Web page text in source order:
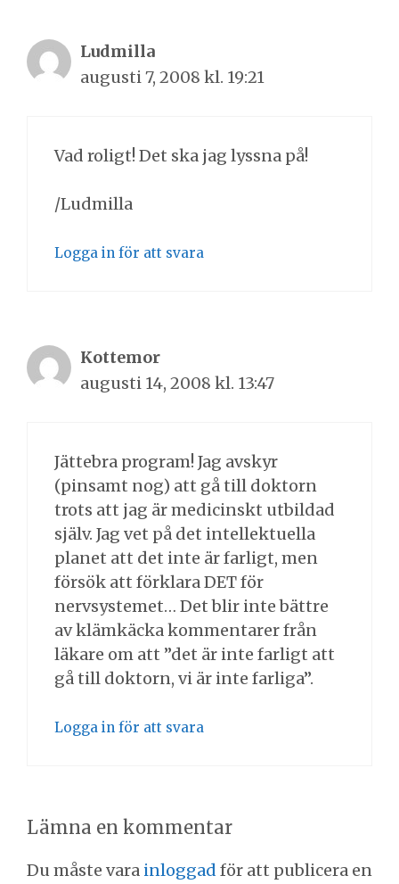
Ludmilla
augusti 7, 2008 kl. 19:21
Vad roligt! Det ska jag lyssna på!
/Ludmilla
Logga in för att svara
Kottemor
augusti 14, 2008 kl. 13:47
Jättebra program! Jag avskyr
(pinsamt nog) att gå till doktorn
trots att jag är medicinskt utbildad
själv. Jag vet på det intellektuella
planet att det inte är farligt, men
försök att förklara DET för
nervsystemet… Det blir inte bättre
av klämkäcka kommentarer från
läkare om att ”det är inte farligt att
gå till doktorn, vi är inte farliga”.
Logga in för att svara
Lämna en kommentar
Du måste vara inloggad för att publicera en